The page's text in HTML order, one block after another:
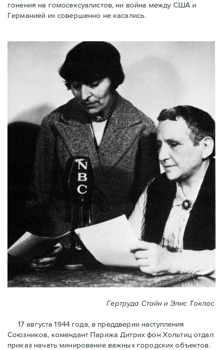
гонения на гомосексуалистов, ни война между США и
Германией их совершенно не касались.
Гертруда Стайн и Элис Токлас
17 августа 1944 года, в преддверии наступления
Союзников, комендант Парижа Дитрих фон Хольтиц отдал
приказ начать минирование важных городских объектов.